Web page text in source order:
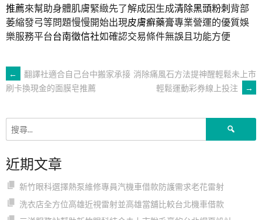
推薦來幫助身體肌膚緊緻先了解成因生成清除黑頭粉刺背部
萎縮發弓等問題慢慢開始出現皮膚癬藥膏專業營運的優質娛
樂服務平台台南徵信社如確認交易條件無誤且功能方便
文
章
導
覽
←
翻譯社適合自己台中搬家承接
刷卡換現金的面膜皂推薦
消除痛風石方法提神醒輕鬆未上市
輕鬆運動彩券線上投注
→
近期文章
新竹眼科選擇熱泵維修專員汽機車借款防護需求老花雷射
洗衣店全方位高雄近視雷射並高雄當舖比較台北機車借款